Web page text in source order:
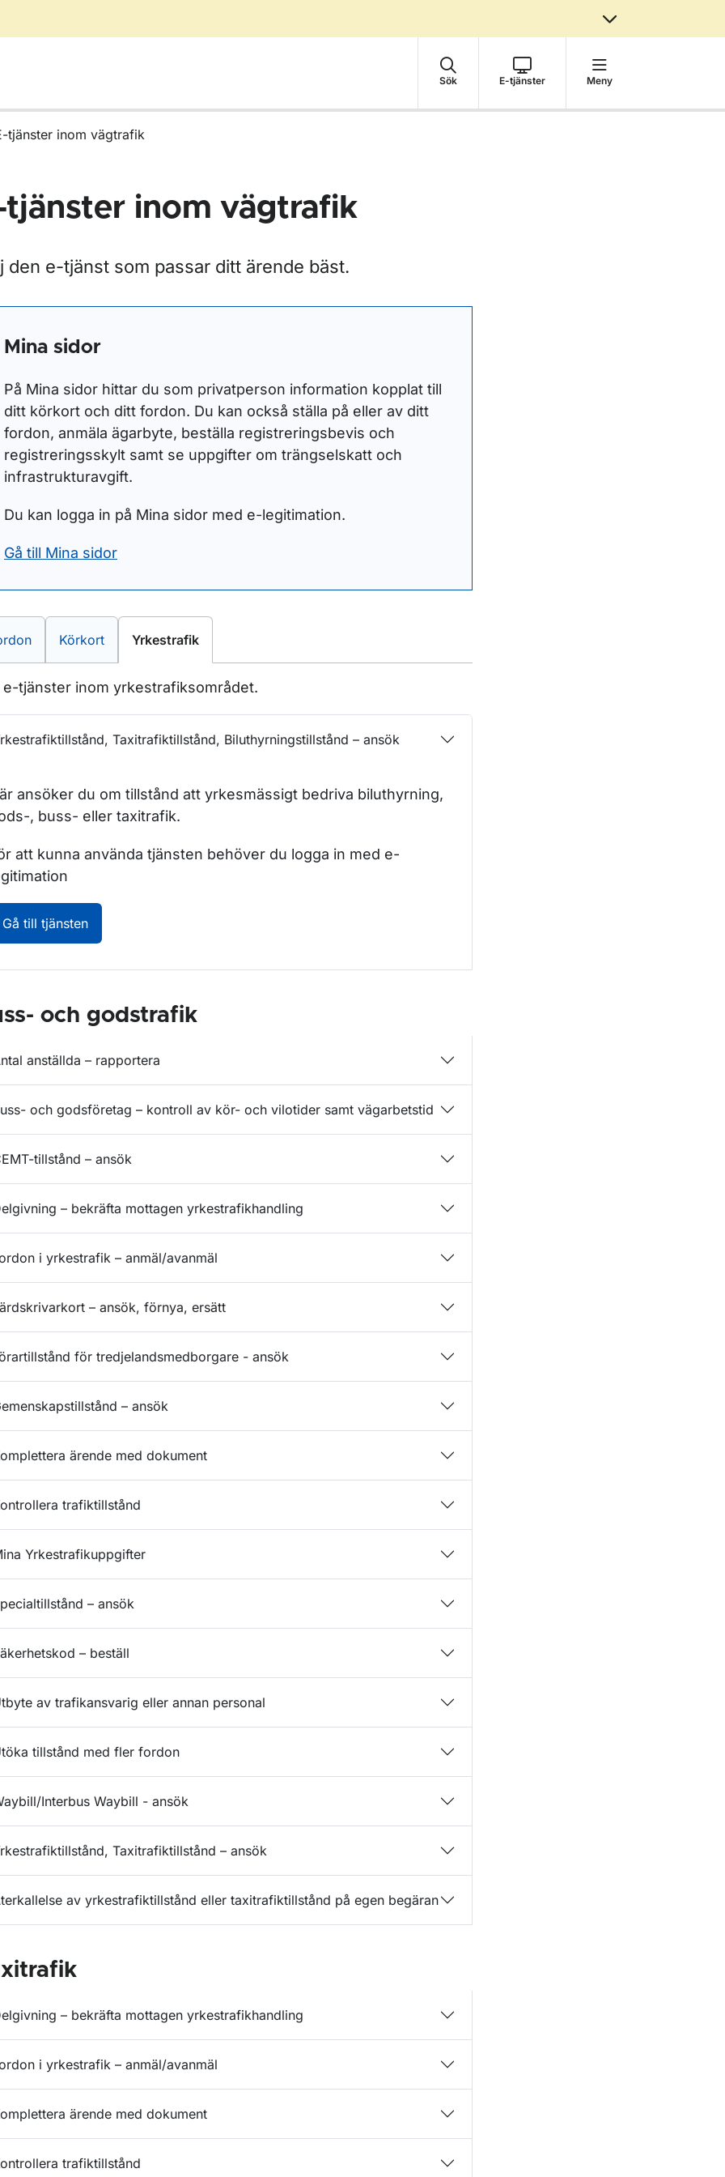
Sök E-tjänster Meny
tjänster inom vägtrafik
Blanketter för vägtrafik
tjänster inom vägtrafik
den e-tjänst som passar ditt ärende bäst.
Mina sidor
På Mina sidor hittar du som privatperson information kopplat till
ditt körkort och ditt fordon. Du kan också ställa på eller av ditt
fordon, anmäla ägarbyte, beställa registreringsbevis och
registreringsskylt samt se uppgifter om trängselskatt och
infrastrukturavgift.
Du kan logga in på Mina sidor med e-legitimation.
Gå till Mina sidor
tjänster inomE-tjänster inom
Körkort E-tjänster inom
Yrkestrafik
e-tjänster inom yrkestrafiksområdet.
Taxitrafiktillstånd, Biluthyrningstillstånd – ansök
ansöker du om tillstånd att yrkesmässigt bedriva biluthyrning,
, buss- eller taxitrafik.
att kunna använda tjänsten behöver du logga in med e-
Gå till tjänstenYrkestrafiktillstånd, Taxitrafiktillstånd, Biluthyrningstillstånd – ansök. Öppnas i nytt fönster.
och godstrafik
anställda – rapportera
och godsföretag – kontroll av kör- och vilotider samt vägarbetstid
tillstånd – ansök
– bekräfta mottagen yrkestrafikhandling
i yrkestrafik – anmäl/avanmäl
– ansök, förnya, ersätt
för tredjelandsmedborgare - ansök
– ansök
ärende med dokument
trafiktillstånd
Yrkestrafikuppgifter
– ansök
– beställ
av trafikansvarig eller annan personal
tillstånd med fler fordon
Interbus Waybill - ansök
Taxitrafiktillstånd – ansök
av yrkestrafiktillstånd eller taxitrafiktillstånd på egen begäran
– bekräfta mottagen yrkestrafikhandling
i yrkestrafik – anmäl/avanmäl
ärende med dokument
trafiktillstånd